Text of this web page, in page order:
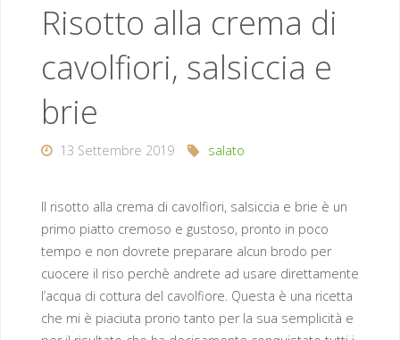
Risotto alla crema di
cavolfiori, salsiccia e
brie
13 Settembre 2019 salato
Il risotto alla crema di cavolfiori, salsiccia e brie è un
primo piatto cremoso e gustoso, pronto in poco
tempo e non dovrete preparare alcun brodo per
cuocere il riso perchè andrete ad usare direttamente
l’acqua di cottura del cavolfiore. Questa è una ricetta
che mi è piaciuta prorio tanto per la sua semplicità e